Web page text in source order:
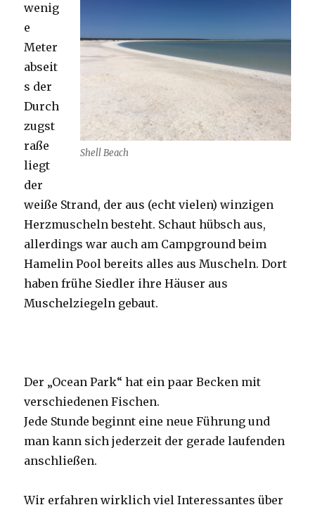
Shell Beach
wenig
e
Meter
abseit
s der
Durch
zugst
raße
liegt
der
weiße Strand, der aus (echt vielen) winzigen
Herzmuscheln besteht. Schaut hübsch aus,
allerdings war auch am Campground beim
Hamelin Pool bereits alles aus Muscheln. Dort
haben frühe Siedler ihre Häuser aus
Muschelziegeln gebaut.
Der „Ocean Park“ hat ein paar Becken mit
verschiedenen Fischen.
Jede Stunde beginnt eine neue Führung und
man kann sich jederzeit der gerade laufenden
anschließen.
Wir erfahren wirklich viel Interessantes über